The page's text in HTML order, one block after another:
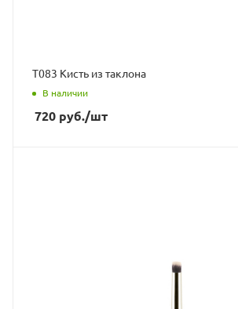
Т083 Кисть из таклона
В наличии
720 руб./шт